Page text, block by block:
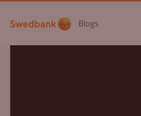
Blogs